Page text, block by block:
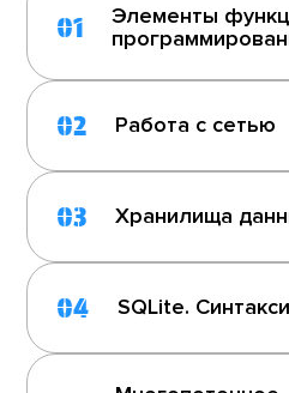
01
Элементы
02 Работа с сетью
03 Хранилища
04 SQLite.